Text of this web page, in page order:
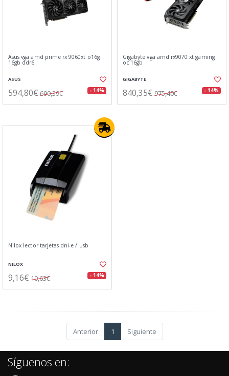
Asus vga amd prime rx 9060xt o16g
16gb ddr6
ASUS
594,80€ 690,39€ - 14%
Gigabyte vga amd rx9070 xt gaming
oc 16gb
GIGABYTE
840,35€ 975,40€ - 14%
Nilox lector tarjetas dni-e / usb
NILOX
9,16€ 10,63€ - 14%
Anterior 1 Siguiente
Síguenos en: